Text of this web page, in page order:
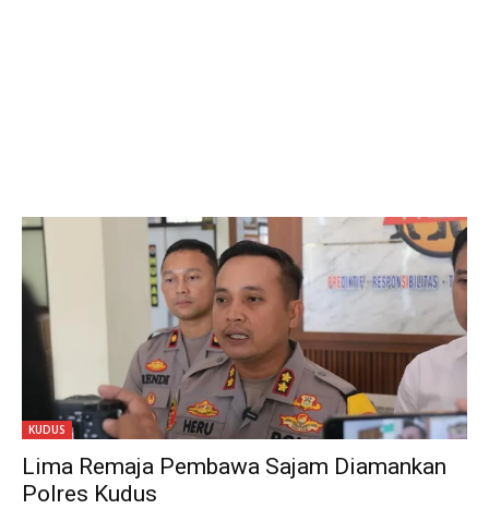
KUDUS
Lima Remaja Pembawa Sajam Diamankan
Polres Kudus